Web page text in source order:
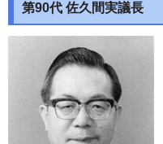
第90代 佐久間実議長